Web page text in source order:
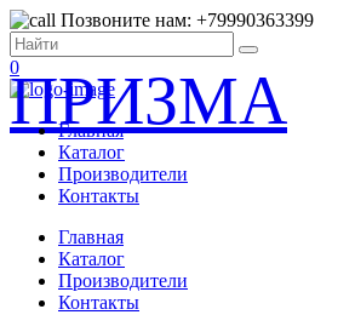
Позвоните нам: +79990363399
0
ПРИЗМА
Главная
Каталог
Производители
Контакты
Главная
Каталог
Производители
Контакты